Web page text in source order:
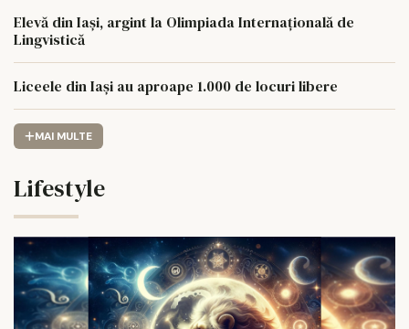
Elevă din Iași, argint la Olimpiada Internațională de
Lingvistică
Liceele din Iași au aproape 1.000 de locuri libere
MAI MULTE
Lifestyle